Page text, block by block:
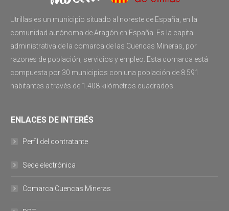
Utrillas es un municipio situado al noreste de España, en la
comunidad autónoma de Aragón en España. Es la capital
administrativa de la comarca de las Cuencas Mineras, por
razones de población, servicios y empleo. Esta comarca está
compuesta por 30 municipios con una población de 8.591
habitantes a través de 1.408 kilómetros cuadrados.
ENLACES DE INTERÉS
Perfil del contratante
Sede electrónica
Comarca Cuencas Mineras